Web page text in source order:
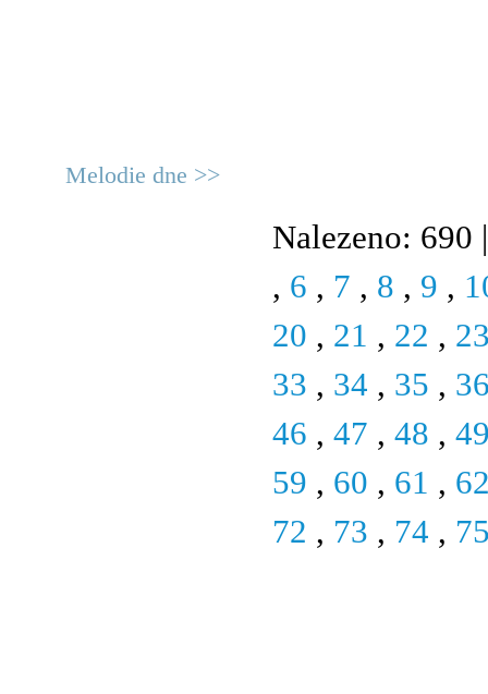
Melodie dne >>
Nalezeno: 690
, 6 , 7 , 8 , 9 ,
20 , 21 , 22 ,
33 , 34 , 35 ,
46 , 47 , 48 ,
59 , 60 , 61 ,
72 , 73 , 74 ,